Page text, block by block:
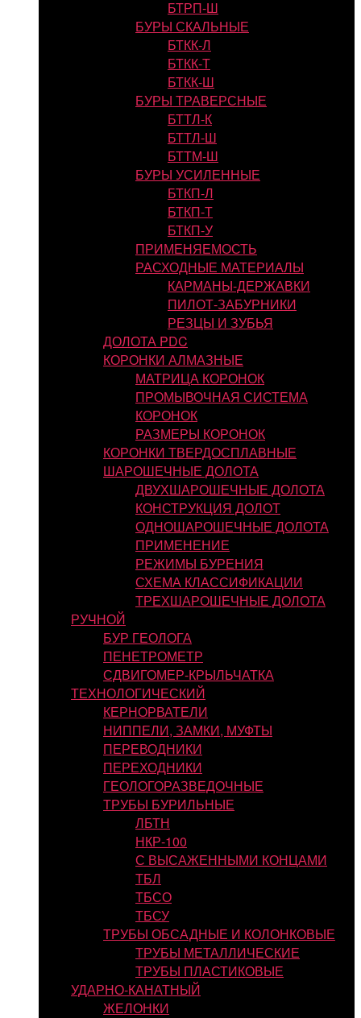
БТРП-Ш
БУРЫ СКАЛЬНЫЕ
БТКК-Л
БТКК-Т
БТКК-Ш
БУРЫ ТРАВЕРСНЫЕ
БТТЛ-К
БТТЛ-Ш
БТТМ-Ш
БУРЫ УСИЛЕННЫЕ
БТКП-Л
БТКП-Т
БТКП-У
ПРИМЕНЯЕМОСТЬ
РАСХОДНЫЕ МАТЕРИАЛЫ
КАРМАНЫ-ДЕРЖАВКИ
ПИЛОТ-ЗАБУРНИКИ
РЕЗЦЫ И ЗУБЬЯ
ДОЛОТА PDC
КОРОНКИ АЛМАЗНЫЕ
МАТРИЦА КОРОНОК
ПРОМЫВОЧНАЯ СИСТЕМА
КОРОНОК
РАЗМЕРЫ КОРОНОК
КОРОНКИ ТВЕРДОСПЛАВНЫЕ
ШАРОШЕЧНЫЕ ДОЛОТА
ДВУХШАРОШЕЧНЫЕ ДОЛОТА
КОНСТРУКЦИЯ ДОЛОТ
ОДНОШАРОШЕЧНЫЕ ДОЛОТА
ПРИМЕНЕНИЕ
РЕЖИМЫ БУРЕНИЯ
СХЕМА КЛАССИФИКАЦИИ
ТРЕХШАРОШЕЧНЫЕ ДОЛОТА
РУЧНОЙ
БУР ГЕОЛОГА
ПЕНЕТРОМЕТР
СДВИГОМЕР-КРЫЛЬЧАТКА
ТЕХНОЛОГИЧЕСКИЙ
КЕРНОРВАТЕЛИ
НИППЕЛИ, ЗАМКИ, МУФТЫ
ПЕРЕВОДНИКИ
ПЕРЕХОДНИКИ
ГЕОЛОГОРАЗВЕДОЧНЫЕ
ТРУБЫ БУРИЛЬНЫЕ
ЛБТН
НКР-100
С ВЫСАЖЕННЫМИ КОНЦАМИ
ТБЛ
ТБСО
ТБСУ
ТРУБЫ ОБСАДНЫЕ И КОЛОНКОВЫЕ
ТРУБЫ МЕТАЛЛИЧЕСКИЕ
ТРУБЫ ПЛАСТИКОВЫЕ
УДАРНО-КАНАТНЫЙ
ЖЕЛОНКИ